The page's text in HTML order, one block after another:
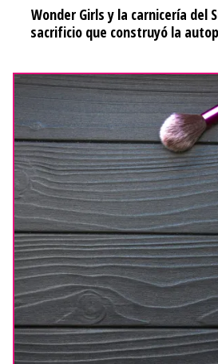
Wonder Girls y la carnicería del
sacrificio que construyó la